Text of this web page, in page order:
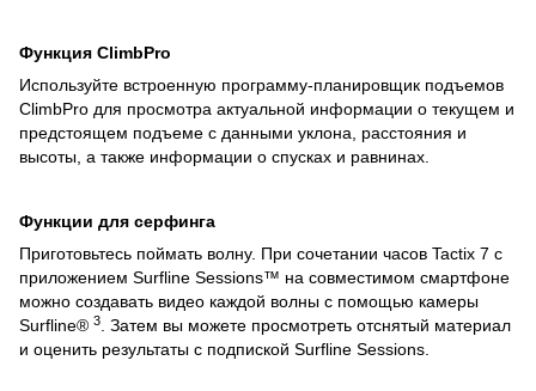
Функция ClimbPro
Используйте встроенную программу-планировщик подъемов
ClimbPro для просмотра актуальной информации о текущем и
предстоящем подъеме с данными уклона, расстояния и
высоты, а также информации о спусках и равнинах.
Функции для серфинга
Приготовьтесь поймать волну. При сочетании часов Tactix 7 с
приложением Surfline Sessions™ на совместимом смартфоне
можно создавать видео каждой волны с помощью камеры
Surfline® 3. Затем вы можете просмотреть отснятый материал
и оценить результаты с подпиской Surfline Sessions.